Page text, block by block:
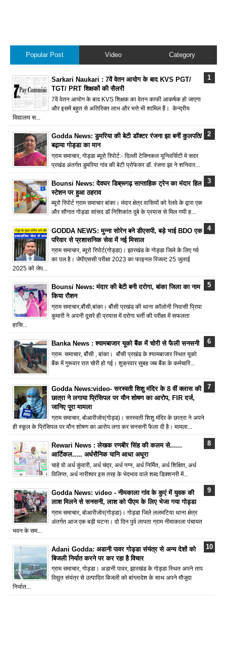
Popular Post Video Category
Sarkari Naukari : 7वें वेतन आयोग के बाद KVS PGT/
TGT/ PRT शिक्षकों की सैलरी
7वें वेतन आयोग के बाद KVS शिक्षक का वेतन काफी आकर्षक हो जाएगा
और इसमें बहुत से अतिरिक्त लाभ और भत्ते भी शामिल हैं। केन्द्रीय
विद्यालय स...
Godda News: डुमरिया की बेटी डॉक्टर रंजना झा बनीं कुलपति/
बढ़ाया गोड्डा का मान
ग्राम समाचार, गोड्डा ब्यूरो रिपोर्ट:- दिल्ली टेक्निकल यूनिवर्सिटी मे सदर
प्रखंड अंतर्गत डुमरिया गांव की बेटी प्रोफेसर डॉ. रंजना झा ने शनिवार...
Bounsi News: देवघर डिब्रूगढ़ साप्ताहिक ट्रेन का मंदार हिल
स्टेशन पर हुआ ठहराव
ब्यूरो रिपोर्ट ग्राम समाचार बांका। मंदार क्षेत्र वासियों को रेलवे के द्वारा एक
और सौगात गोड्डा सांसद डॉ निशिकांत दुबे के प्रयास से मिल गयी ह...
GODDA NEWS: मुन्ना सोरेन बने डीएसपी, बड़े भाई BDO एक
परिवार से प्रशासनिक सेवा में नई मिसाल
ग्राम समाचार, ब्यूरो रिपोर्ट(गोड्डा)। झारखंड के गोड्डा जिले के लिए गर्व
का पल है। जेपीएससी परीक्षा 2023 का फाइनल रिजल्ट 25 जुलाई
2025 को जेप...
Bounsi News: मंदार की बेटी बनी दरोगा, बांका जिला का नाम
किया रौशन
ग्राम समाचार,बौंसी,बांका। बौंसी प्रखंड की थाना कॉलोनी निवासी प्रिया
कुमारी ने अपनी दूसरे ही प्रयास में दरोगा भर्ती की परीक्षा में सफलता
हासि...
Banka News : श्यामबाजार यूको बैंक में चोरी से फैली सनसनी
ग्राम समाचार, बौंसी , बांका। बौंसी प्रखंड के श्यामबाजार स्थित यूको
बैंक में गुरूवार रात चोरी हो गई। शुक्रवार सुबह जब बैंक के कर्मचारि...
Godda News:video- सरस्वती शिशु मंदिर के 8 वीं क्लास की
छात्रा ने लगाया प्रिंसिपल पर यौन शोषण का आरोप, FIR दर्ज,
जानिए पूरा मामला
ग्राम समाचार, बोआरीजोर(गोड्ड)। सरस्वती शिशु मंदिर के छात्रा ने अपने
ही स्कूल के प्रिंसिपल पर यौन शोषण का आरोप लगा कर सनसनी फैला दी है। मामला...
Rewari News : लेखक रणबीर सिंह की कलम से......
आर्टिकल..... अर्धसैनिक यानि आधा अधूरा
चाहे वो अर्ध कुंवारी, अर्ध चंद्र, अर्ध नग्न, अर्ध निर्मित, अर्ध शिक्षित, अर्ध
विलिप्त, अर्ध नारीश्वर इस तरह के भेदभाव वाले शब्द डिक्शनरी में...
Godda News: video - नीमकाला गांव के कुएं में युवक की
लाश मिलने से सनसनी, लाश को पीएम के लिए भेजा गया गोड्डा
ग्राम समाचार, बोआरीजोर(गोड्डा)। गोड्डा जिले ललमटिया थाना क्षेत्र
अंतर्गत आज एक बड़ी घटना। दो दिन पुर्व लापता ग्राम नीमाकाला पंचायत
भवन के सम...
Adani Godda: अडानी पावर गोड्डा संयंत्र से अन्य देशों को
बिजली निर्यात करने पर कर रहा है विचार
ग्राम समाचार, गोड्डा। अडानी पावर, झारखंड के गोड्डा स्थित अपने ताप
विद्युत संयंत्र से उत्पादित बिजली को बांग्लादेश के साथ अपने मौजूदा
निर्यात...